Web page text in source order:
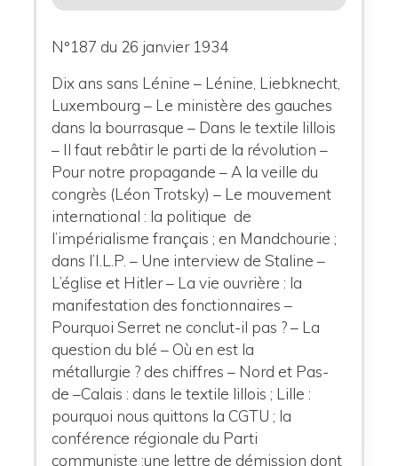
N°187 du 26 janvier 1934
Dix ans sans Lénine – Lénine, Liebknecht,
Luxembourg – Le ministère des gauches
dans la bourrasque – Dans le textile lillois
– Il faut rebâtir le parti de la révolution –
Pour notre propagande – A la veille du
congrès (Léon Trotsky) – Le mouvement
international : la politique de
l’impérialisme français ; en Mandchourie ;
dans l’I.L.P. – Une interview de Staline –
L’église et Hitler – La vie ouvrière : la
manifestation des fonctionnaires –
Pourquoi Serret ne conclut-il pas ? – La
question du blé – Où en est la
métallurgie ? des chiffres – Nord et Pas-
de –Calais : dans le textile lillois ; Lille :
pourquoi nous quittons la CGTU ; la
conférence régionale du Parti
communiste ;une lettre de démission dont